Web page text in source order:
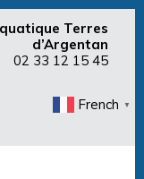
Terres
d’Argentan
02 33 12 15 45
French ▼